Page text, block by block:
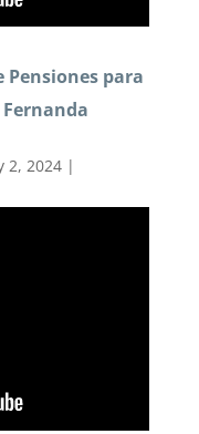
Pensiones para
2, 2024|